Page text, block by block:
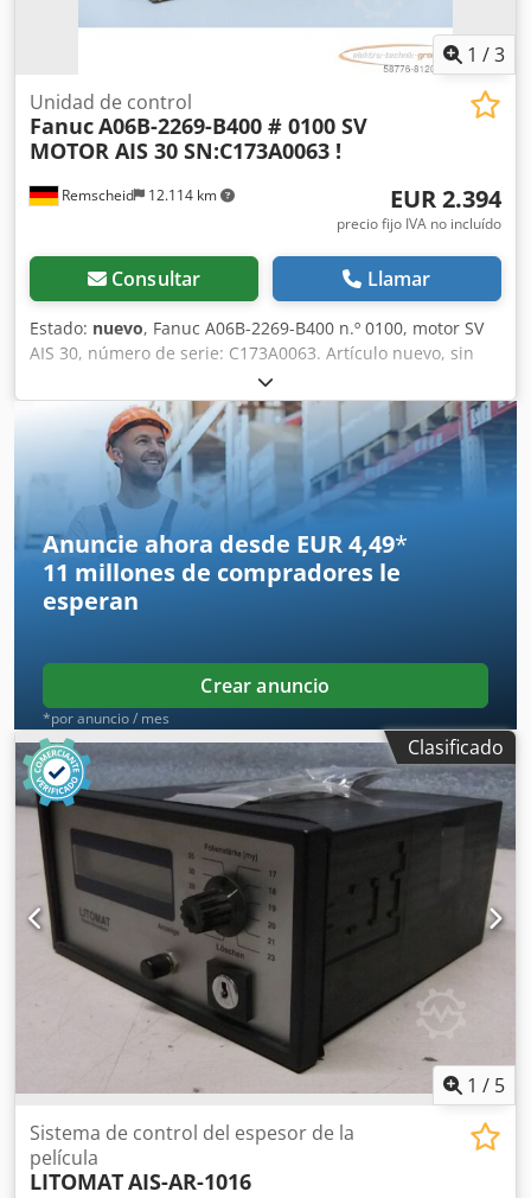
1 /3
Remscheid 12.114 km
Unidad de control
FanucA06B-2269-B400 # 0100 SV
MOTOR AIS 30 SN:C173A0063 !
EUR 2.394
precio fijo IVA no incluído
Consultar Llamar
Estado: nuevo, Fanuc A06B-2269-B400 n.º 0100, motor SV
AIS 30, número de serie: C173A0063. Artículo nuevo, sin
usar, en su embalaje original, 100 % funcional. El
suministro incluye los elementos que se muestran en las
fotos. Cedpfji D H Rzjx Apnerf
Anuncie ahora desde EUR 4,49*
11 millones de compradores le
esperan
Crear anuncio
*por anuncio / mes
Clasificado
1 / 5
Sistema de control del espesor de la
película
LITOMATAIS-AR-1016